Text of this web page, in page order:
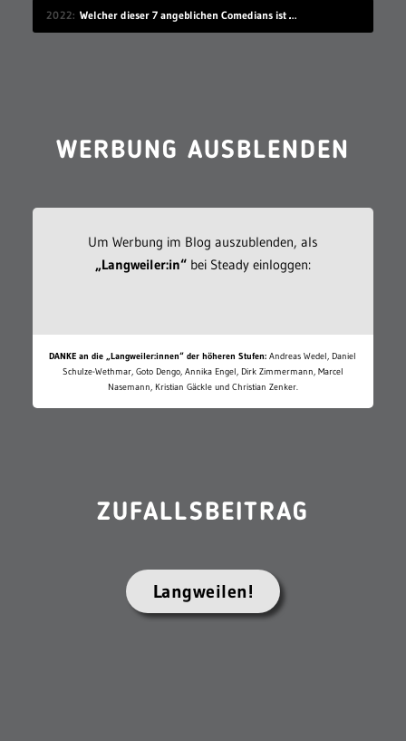
2022 Welcher dieser 7 angeblichen Comedians ist gar keiner?
WERBUNG AUSBLENDEN
Um Werbung im Blog auszublenden, als
„Langweiler:in“bei Steady einloggen:
DANKE an die „Langweiler:innen“ der höheren Stufen: Andreas Wedel, Daniel
Schulze-Wethmar, Goto Dengo, Annika Engel, Dirk Zimmermann, Marcel
Nasemann, Kristian Gäckle und Christian Zenker.
ZUFALLSBEITRAG
Langweilen!